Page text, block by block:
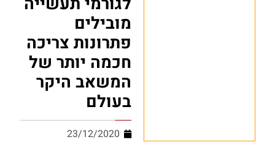
מובילים
פתרונות צריכה
חכמה יותר של
המשאב היקר
בעולם
23/12/2020